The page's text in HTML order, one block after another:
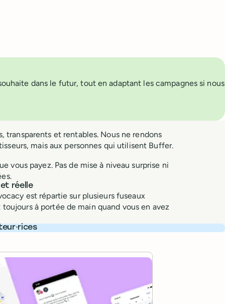
dans le futur, tout en adaptant les campagnes si nous
transparents et rentables. Nous ne rendons
mais aux personnes qui utilisent Buffer.
vous payez. Pas de mise à niveau surprise ni
réelle
est répartie sur plusieurs fuseaux
toujours à portée de main quand vous en avez